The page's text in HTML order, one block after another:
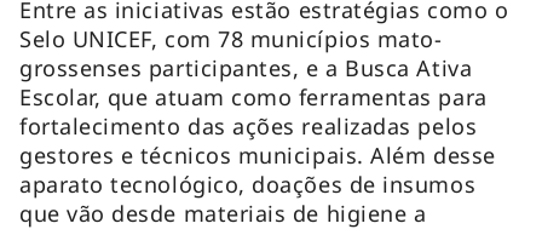
Entre as iniciativas estão estratégias como o
Selo UNICEF, com 78 municípios mato-
grossenses participantes, e a Busca Ativa
Escolar, que atuam como ferramentas para
fortalecimento das ações realizadas pelos
gestores e técnicos municipais. Além desse
aparato tecnológico, doações de insumos
que vão desde materiais de higiene a